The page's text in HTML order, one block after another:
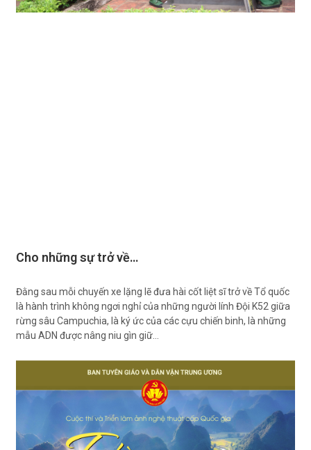
Cho những sự trở về…
Đằng sau mỗi chuyến xe lặng lẽ đưa hài cốt liệt sĩ trở về Tổ quốc
là hành trình không ngơi nghỉ của những người lính Đội K52 giữa
rừng sâu Campuchia, là ký ức của các cựu chiến binh, là những
mẫu ADN được nâng niu gìn giữ…